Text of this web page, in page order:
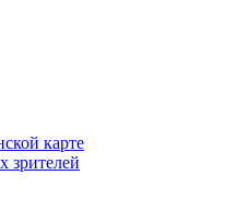
карте
зрителей